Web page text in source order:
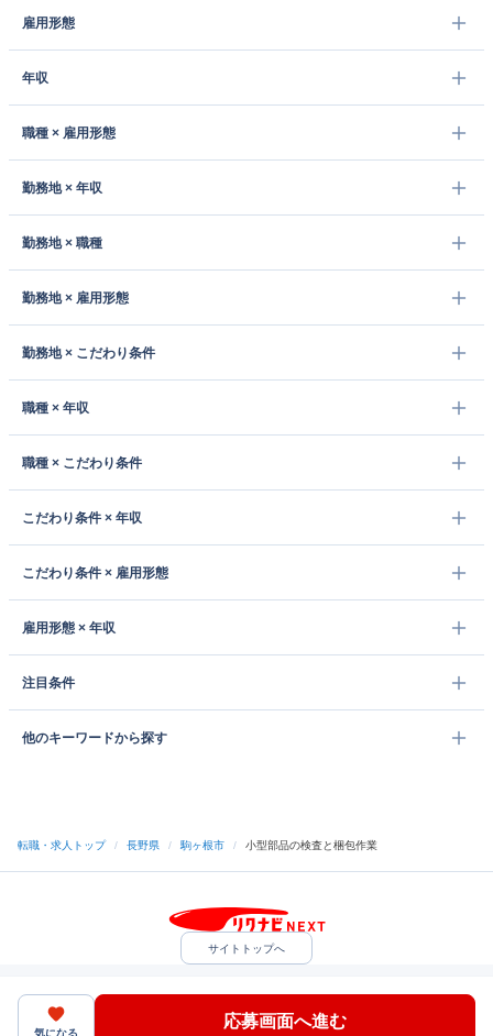
雇用形態
年収
職種 × 雇用形態
勤務地 × 年収
勤務地 × 職種
勤務地 × 雇用形態
勤務地 × こだわり条件
職種 × 年収
職種 × こだわり条件
こだわり条件 × 年収
こだわり条件 × 雇用形態
雇用形態 × 年収
注目条件
他のキーワードから探す
転職・求人トップ / 長野県 / 駒ヶ根市 / 小型部品の検査と梱包作業
気になる
応募画面へ進む
サイトトップへ
中途採用をご検討の企業様
ヘルプ・お問い合わせ
（C）Indeed Inc.